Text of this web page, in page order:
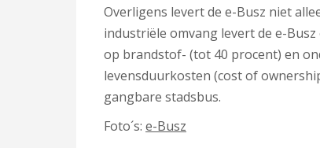
Overligens levert de e-Busz niet
industriële omvang levert de e-
op brandstof- (tot 40 procent) en
levensduurkosten (cost of
gangbare stadsbus.
Foto´s: e-Busz